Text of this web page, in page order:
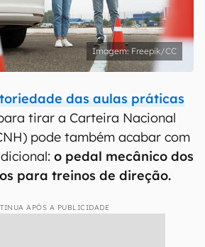
Freepik/CC
das aulas práticas
tirar a Carteira Nacional
pode também acabar com
o pedal mecânico dos
para treinos de direção.
APÓS A PUBLICIDADE